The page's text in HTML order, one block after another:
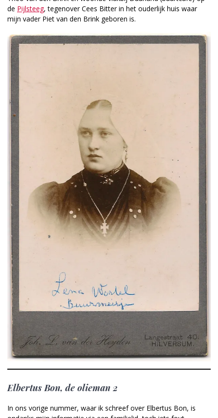
de Pijlsteeg, tegenover Cees Bitter in het ouderlijk huis waar
mijn vader Piet van den Brink geboren is.
Elbertus Bon, de olieman 2
In ons vorige nummer, waar ik schreef over Elbertus Bon, is